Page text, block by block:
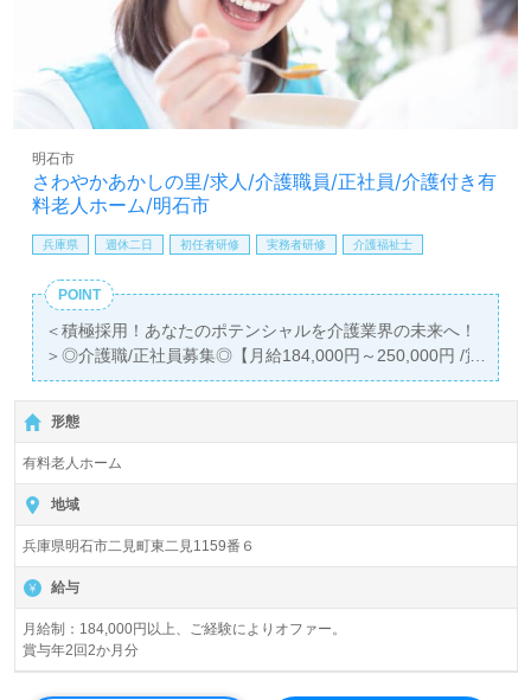
全国の求人ご紹介！医療/福祉業界の正社員/パート求人探
しは【ウィルオブ介護】＊求人情報収集、将来的に検討の
方も遠慮なく＊
LINE、メール、お電話などご希望に応じてお問い合わせ/ご
料サービスをご利用いただけます。＜非公開求人も取扱い
あり！＞"転職支援"のプロと一緒に転職活動！お問い合わ
せお待ちしております。
さわやかあかしの里/求人/介護職員/正社員/介護付き有
料老人ホーム/明石市
明石市
兵庫県 週休二日 初任者研修 実務者研修 介護福祉士
POINT
＜積極採用！あなたのポテンシャルを介護業界の未来へ！
＞◎介護職/正社員募集◎【月給184,000円～250,000円 /賞
与2回】
＊初任者研修以上有資格者向け求人＊『東二見駅』より路
線バスが便利です。お車通勤可能です。
入居定員50名（50室/全室個室）『さわやかあかしの里』
株式会社さわやか倶楽部（本社：福岡県北九州市）様の運
営です。従業員人数3,000人以上、全国120施設以上、有料
老人ホーム、サービス付き高齢者向け住宅、ショートステ
イ、グループホーム、小規模多機能、デイサービス、訪問
展開されています。ご入社された方から『先輩も優しく、
ご利用者様との毎日が楽しい！』とお声も届く企業様で
す。
形態
有料老人ホーム
地域
兵庫県明石市二見町東二見1159番６
給与
月給制：184,000円以上、ご経験によりオファー。
賞与年2回2か月分